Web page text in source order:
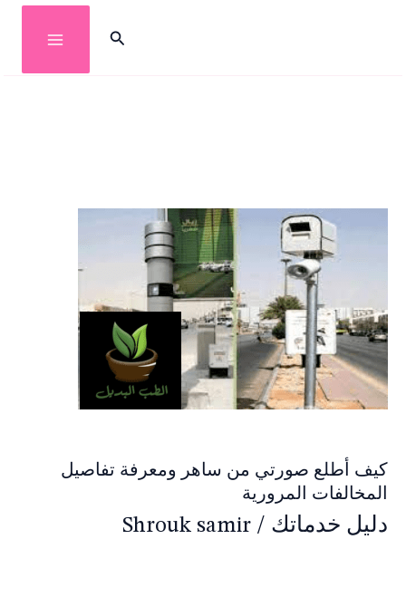
البحث
كيف أطلع صورتي من ساهر ومعرفة تفاصيل
المخالفات المرورية
دليل خدماتك /
Shrouk samir